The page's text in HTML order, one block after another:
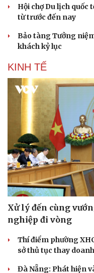
Âm nhạc
Di sản
Hội chợ Du lịch quốc
từ trước đến nay
Bảo tàng Tưởng
khách kỷ lục
KINH TẾ
Xử lý đến cùng
nghiệp đi vòng
Thí điểm phường
sở thủ tục thay
Đà Nẵng: Phát hiện